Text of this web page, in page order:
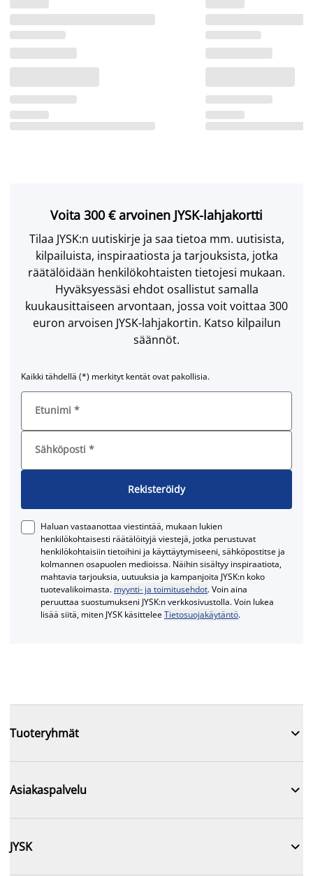
Voita 300 € arvoinen JYSK-lahjakortti
Tilaa JYSK:n uutiskirje ja saa tietoa mm. uutisista,
kilpailuista, inspiraatiosta ja tarjouksista, jotka
räätälöidään henkilökohtaisten tietojesi mukaan.
Hyväksyessäsi ehdot osallistut samalla
kuukausittaiseen arvontaan, jossa voit voittaa 300
euron arvoisen JYSK-lahjakortin. Katso kilpailun
säännöt.
Kaikki tähdellä (*) merkityt kentät ovat pakollisia.
Etunimi *
Sähköposti *
Rekisteröidy
Haluan vastaanottaa viestintää, mukaan lukien
henkilökohtaisesti räätälöityjä viestejä, jotka perustuvat
henkilökohtaisiin tietoihini ja käyttäytymiseeni, sähköpostitse ja
kolmannen osapuolen medioissa. Näihin sisältyy inspiraatiota,
mahtavia tarjouksia, uutuuksia ja kampanjoita JYSK:n koko
tuotevalikoimasta. myynti- ja toimitusehdot. Voin aina
peruuttaa suostumukseni JYSK:n verkkosivustolla. Voin lukea
lisää siitä, miten JYSK käsitteleeTietosuojakäytäntö.
Tuoteryhmät 
Asiakaspalvelu 
JYSK 